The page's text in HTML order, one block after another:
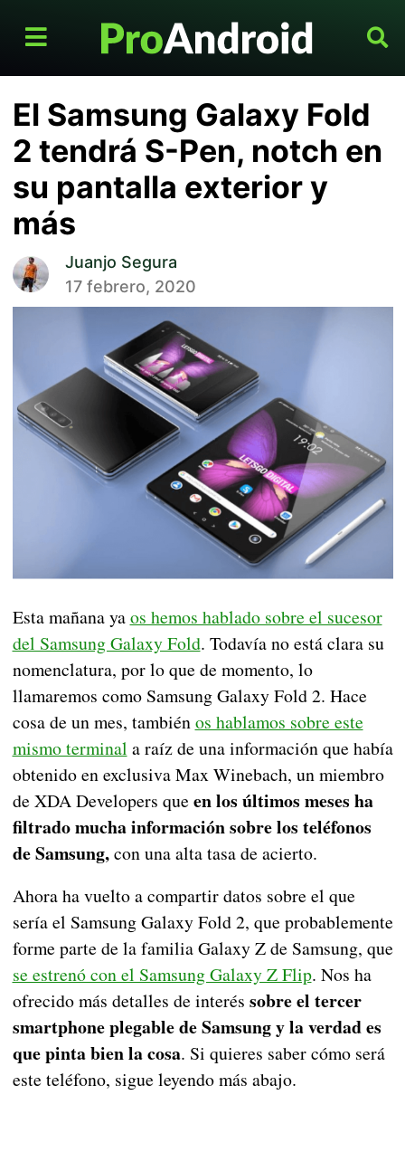
El Samsung Galaxy Fold
2 tendrá S-Pen, notch en
su pantalla exterior y
más
Juanjo Segura
17 febrero, 2020
Esta mañana yaos hemos hablado sobre el sucesor
del Samsung Galaxy Fold. Todavía no está clara su
nomenclatura, por lo que de momento, lo
llamaremos como Samsung Galaxy Fold 2. Hace
cosa de un mes, tambiénos hablamos sobre este
mismo terminal a raíz de una información que había
obtenido en exclusiva Max Winebach, un miembro
de XDA Developers que en los últimos meses ha
filtrado mucha información sobre los teléfonos
de Samsung,con una alta tasa de acierto.
Ahora ha vuelto a compartir datos sobre el que
sería el Samsung Galaxy Fold 2, que probablemente
forme parte de la familia Galaxy Z de Samsung, que
se estrenó con el Samsung Galaxy Z Flip. Nos ha
ofrecido más detalles de interés sobre el tercer
smartphone plegable de Samsung y la verdad es
que pinta bien la cosa. Si quieres saber cómo será
este teléfono, sigue leyendo más abajo.